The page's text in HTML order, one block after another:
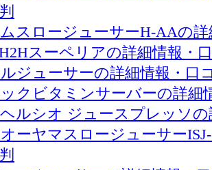
スロージューサーH-AAの
スーペリアの詳細情報・
ジューサーの詳細情報・口
クビタミンサーバーの詳細
ルシオ ジュースプレッソ
ーヤマスロージューサー